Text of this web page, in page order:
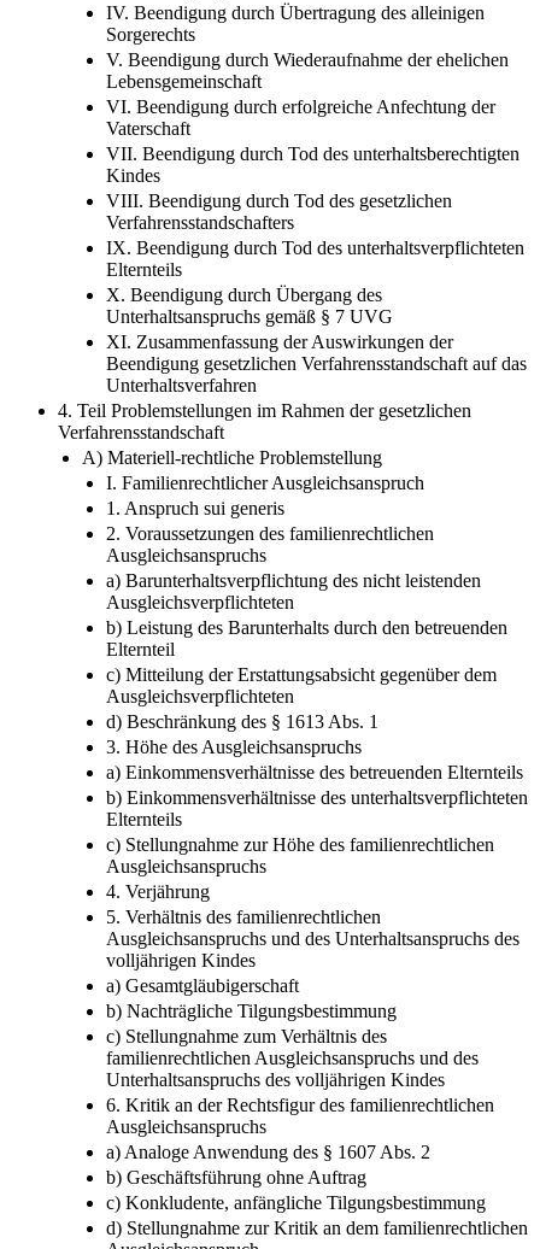
IV. Beendigung durch Übertragung des alleinigen
Sorgerechts
V. Beendigung durch Wiederaufnahme der ehelichen
Lebensgemeinschaft
VI. Beendigung durch erfolgreiche Anfechtung der
Vaterschaft
VII. Beendigung durch Tod des unterhaltsberechtigten
Kindes
VIII. Beendigung durch Tod des gesetzlichen
Verfahrensstandschafters
IX. Beendigung durch Tod des unterhaltsverpflichteten
Elternteils
X. Beendigung durch Übergang des
Unterhaltsanspruchs gemäß § 7 UVG
XI. Zusammenfassung der Auswirkungen der
Beendigung gesetzlichen Verfahrensstandschaft auf das
Unterhaltsverfahren
4. Teil Problemstellungen im Rahmen der gesetzlichen
Verfahrensstandschaft
A) Materiell-rechtliche Problemstellung
I. Familienrechtlicher Ausgleichsanspruch
1. Anspruch sui generis
2. Voraussetzungen des familienrechtlichen
Ausgleichsanspruchs
a) Barunterhaltsverpflichtung des nicht leistenden
Ausgleichsverpflichteten
b) Leistung des Barunterhalts durch den betreuenden
Elternteil
c) Mitteilung der Erstattungsabsicht gegenüber dem
Ausgleichsverpflichteten
d) Beschränkung des § 1613 Abs. 1
3. Höhe des Ausgleichsanspruchs
a) Einkommensverhältnisse des betreuenden Elternteils
b) Einkommensverhältnisse des unterhaltsverpflichteten
Elternteils
c) Stellungnahme zur Höhe des familienrechtlichen
Ausgleichsanspruchs
4. Verjährung
5. Verhältnis des familienrechtlichen
Ausgleichsanspruchs und des Unterhaltsanspruchs des
volljährigen Kindes
a) Gesamtgläubigerschaft
b) Nachträgliche Tilgungsbestimmung
c) Stellungnahme zum Verhältnis des
familienrechtlichen Ausgleichsanspruchs und des
Unterhaltsanspruchs des volljährigen Kindes
6. Kritik an der Rechtsfigur des familienrechtlichen
Ausgleichsanspruchs
a) Analoge Anwendung des § 1607 Abs. 2
b) Geschäftsführung ohne Auftrag
c) Konkludente, anfängliche Tilgungsbestimmung
d) Stellungnahme zur Kritik an dem familienrechtlichen